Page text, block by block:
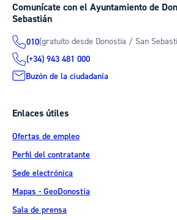
Comunícate con el Ayuntamiento de
Sebastián
010(gratuito desde Donostia / San
(+34) 943 481 000
Buzón de la ciudadanía
Enlaces útiles
Ofertas de empleo
Perfil del contratante
Sede electrónica
Mapas - GeoDonostia
Sala de prensa